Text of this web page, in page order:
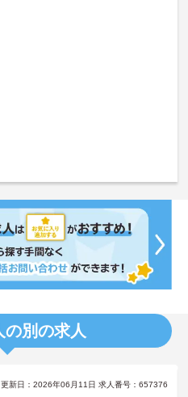
の別の求人
更新日：2026年06月11日 求人番号：657376